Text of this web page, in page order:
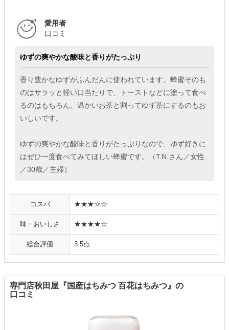
愛用者
口コミ
ゆずの爽やかな酸味と香りがたっぷり
香り豊かなゆずがふんだんに使われています。蜂蜜そのも
のはサラッと軽い口当たりで、トーストなどに塗って食べ
るのはもちろん、温かいお茶と割ってゆず茶にするのもお
いしいです。
ゆずの爽やかな酸味と香りがたっぷりなので、ゆず好きに
はぜひ一度食べてみてほしい蜂蜜です。（T.N.さん／女性
／30歳／主婦）
コスパ ★★★☆☆
味・おいしさ ★★★★☆
総合評価 3.5点
専門店秋田屋『国産はちみつ 百花はちみつ』の
口コミ